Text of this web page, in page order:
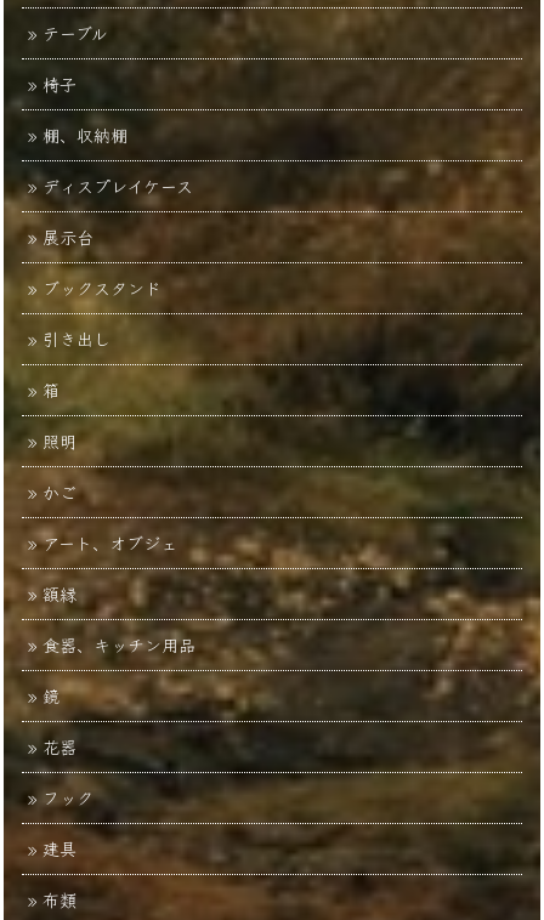
テーブル
椅子
棚、収納棚
ディスプレイケース
展示台
ブックスタンド
引き出し
箱
照明
かご
アート、オブジェ
額縁
食器、キッチン用品
鏡
花器
フック
建具
布類